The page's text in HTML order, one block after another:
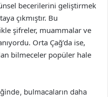
becerilerini geliştirmek
çıkmıştır. Bu
şifreler, muammalar ve
Orta Çağ’da ise,
bilmeceler popüler hale
bulmacaların daha